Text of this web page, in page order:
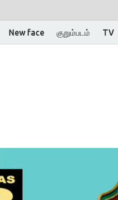
New face குறும்படம் TV